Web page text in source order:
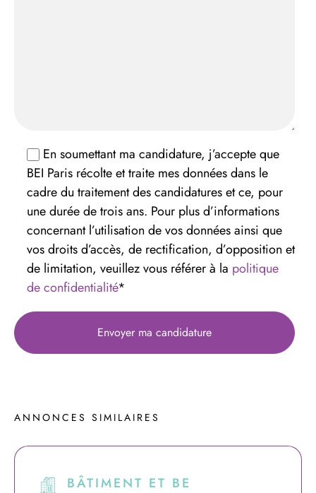
En soumettant ma candidature, j’accepte que
BEI Paris récolte et traite mes données dans le
cadre du traitement des candidatures et ce, pour
une durée de trois ans. Pour plus d’informations
concernant l’utilisation de vos données ainsi que
vos droits d’accès, de rectification, d’opposition et
de limitation, veuillez vous référer à la politique
de confidentialité*
ANNONCES SIMILAIRES
BÂTIMENT ET BE